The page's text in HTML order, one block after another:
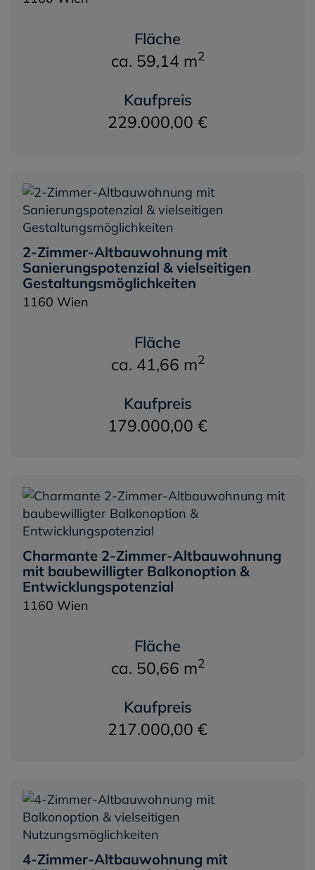
Fläche
ca. 59,14 m2
Kaufpreis
229.000,00 €
2-Zimmer-Altbauwohnung mit
Sanierungspotenzial & vielseitigen
Gestaltungsmöglichkeiten
1160 Wien
Fläche
ca. 41,66 m2
Kaufpreis
179.000,00 €
Charmante 2-Zimmer-Altbauwohnung
mit baubewilligter Balkonoption &
Entwicklungspotenzial
1160 Wien
Fläche
ca. 50,66 m2
Kaufpreis
217.000,00 €
4-Zimmer-Altbauwohnung mit